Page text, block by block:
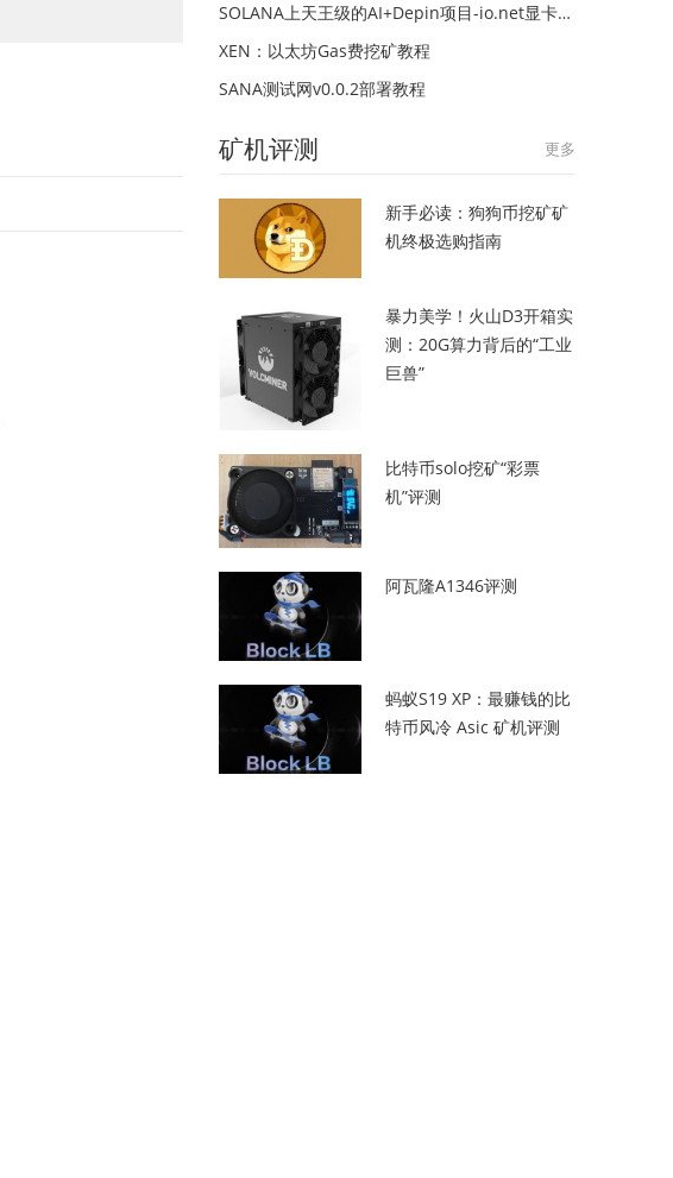
SOLANA上天王级的AI+Depin项目-io.net显卡挖矿教程
XEN：以太坊Gas费挖矿教程
SANA测试网v0.0.2部署教程
更多
矿机评测
新手必读：狗狗币挖矿矿
机终极选购指南
暴力美学！火山D3开箱实
测：20G算力背后的“工业
巨兽”
比特币solo挖矿“彩票
机”评测
阿瓦隆A1346评测
蚂蚁S19 XP：最赚钱的比
特币风冷 Asic 矿机评测